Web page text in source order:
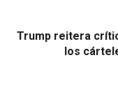
Trump reitera
los